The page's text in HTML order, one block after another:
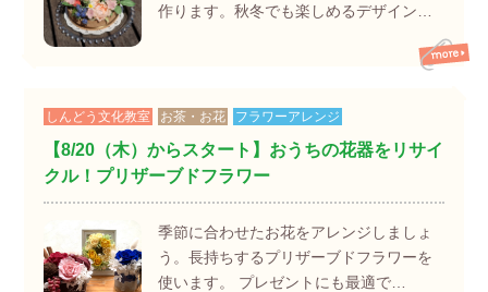
作ります。秋冬でも楽しめるデザイン…
しんどう文化教室 お茶・お花 フラワーアレンジ
【8/20（木）からスタート】おうちの花器をリサイ
クル！プリザーブドフラワー
季節に合わせたお花をアレンジしましょ
う。長持ちするプリザーブドフラワーを
使います。 プレゼントにも最適で…